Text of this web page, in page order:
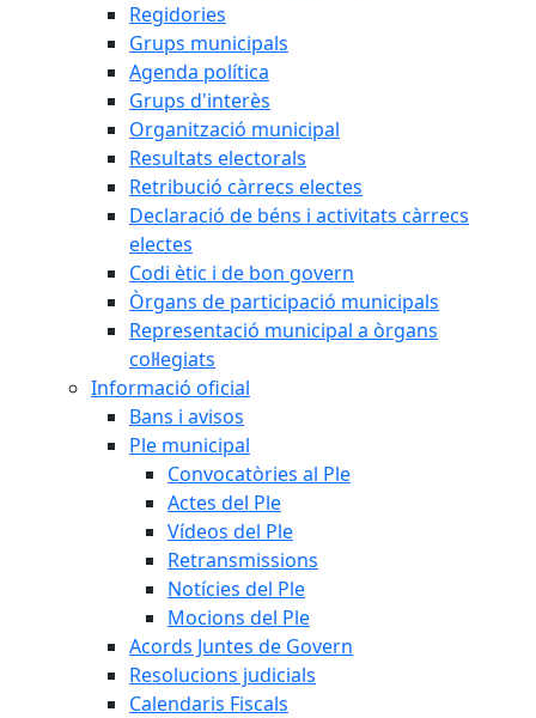
Regidories
Grups municipals
Agenda política
Grups d'interès
Organització municipal
Resultats electorals
Retribució càrrecs electes
Declaració de béns i activitats càrrecs
electes
Codi ètic i de bon govern
Òrgans de participació municipals
Representació municipal a òrgans
col·legiats
Informació oficial
Bans i avisos
Ple municipal
Convocatòries al Ple
Actes del Ple
Vídeos del Ple
Retransmissions
Notícies del Ple
Mocions del Ple
Acords Juntes de Govern
Resolucions judicials
Calendaris Fiscals